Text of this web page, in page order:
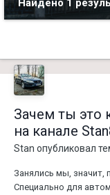
Найдено 1
Зачем ты это
на канале
Stan опубликовал
Занялись мы,
Специально для